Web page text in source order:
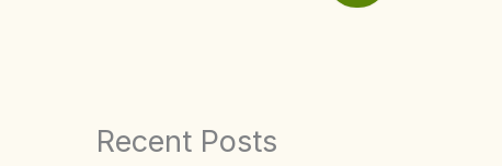
Recent Posts